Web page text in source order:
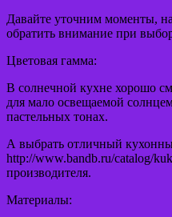
Давайте уточним моменты,
обратить внимание при
Цветовая гамма:
В солнечной кухне хорошо
для мало освещаемой
пастельных тонах.
А выбрать отличный
http://www.bandb.ru/catalog/
производителя.
Материалы: